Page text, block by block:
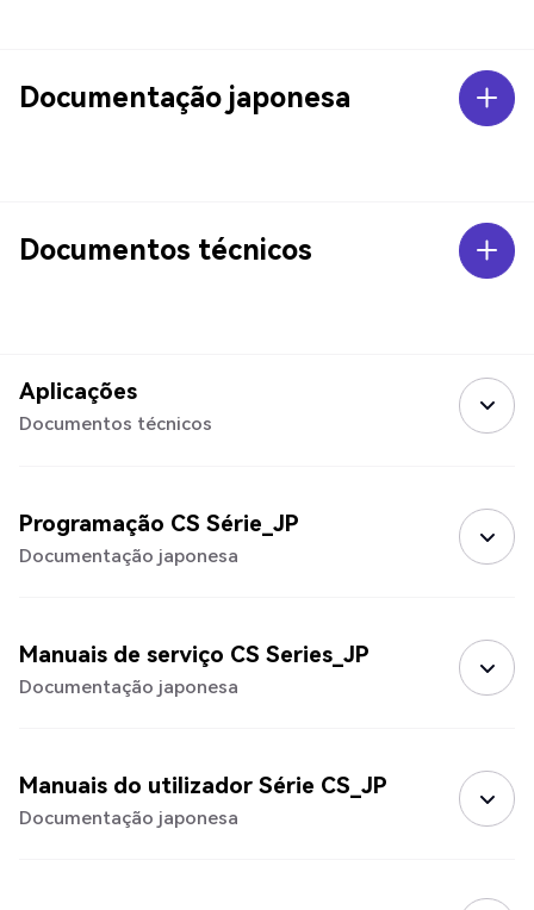
Documentação japonesa
Documentos técnicos
Aplicações
Documentos técnicos
Programação CS Série_JP
Documentação japonesa
Manuais de serviço CS Series_JP
Documentação japonesa
Manuais do utilizador Série CS_JP
Documentação japonesa